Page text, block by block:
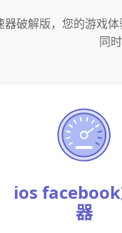
破解版，您的游戏体
同
ios
器